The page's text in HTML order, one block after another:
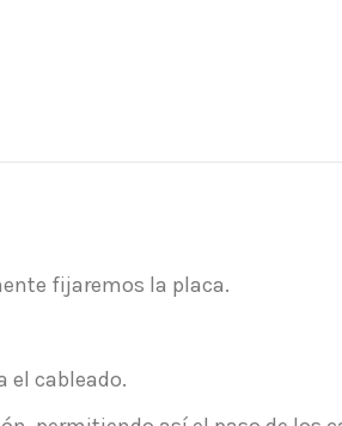
fijaremos la placa.
el cableado.